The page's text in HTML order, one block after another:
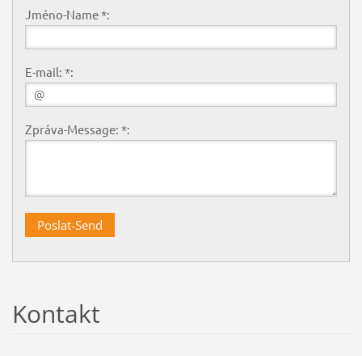
Jméno-Name *:
E-mail: *:
Zpráva-Message: *:
Kontakt